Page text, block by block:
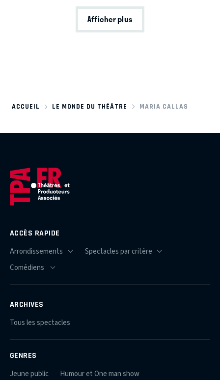
Afficher plus
ACCUEIL LE MONDE DU THÉÂTRE MARIA CALLAS
ACCÈS RAPIDE
ARCHIVES
Tous les spectacles
GENRES
Jeune public
Humour et One man show